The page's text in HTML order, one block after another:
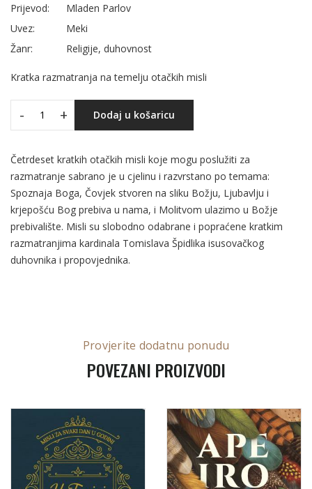
Prijevod:
Mladen Parlov
Uvez:
Meki
Žanr:
Religije, duhovnost
Kratka razmatranja na temelju otačkih misli
- + Dodaj u košaricu
Četrdeset kratkih otačkih misli koje mogu poslužiti za
razmatranje sabrano je u cjelinu i razvrstano po temama:
Spoznaja Boga, Čovjek stvoren na sliku Božju, Ljubavlju i
krjepošću Bog prebiva u nama, i Molitvom ulazimo u Božje
prebivalište. Misli su slobodno odabrane i popraćene kratkim
razmatranjima kardinala Tomislava Špidlika isusovačkog
duhovnika i propovjednika.
Provjerite dodatnu ponudu
POVEZANI PROIZVODI